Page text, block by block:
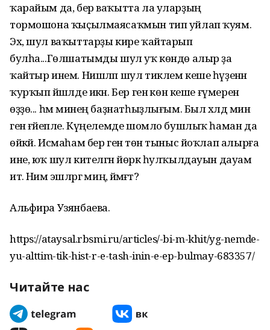
ҡарайым да, бер ваҡытта ла уларҙың
тормошона ҡыҫылмаясаҡмын тип уйлап ҡуям.
Эх, шул ваҡыттарҙы кире ҡайтарып
булһа...Гөлшатымды шул уҡ көндө алыр ҙа
ҡайтыр инем. Нишләп шул тиклем кеше һүҙенән
ҡурҡып йәшәлде икән. Бер генә көн кеше ғүмерен
өҙҙө... һәм минең баҙнатһыҙлығым. Был хәлдә мин
генә ғәйепле. Күңелемде шомло бушлыҡ һаман да
өйкәй. Исмаһам бер генә төн тыныс йоҡлап алырға
ине, юҡ шул кителгән йөрәк һулҡылдауын дауам
итә. Нимә эшләргә миңә, йәмәғәт?
Альфира Узянбаева.
https://ataysal.rbsmi.ru/articles/-bi-m-khit/yg-nemde-
yu-alttim-tik-hist-r-e-tash-inin-e-ep-bulmay-683357/
Читайте нас